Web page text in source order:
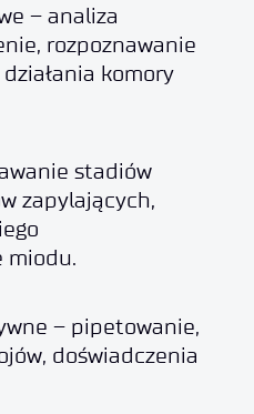
– analiza
rozpoznawanie
komory
stadiów
zapylających,
miodu.
– pipetowanie,
doświadczenia